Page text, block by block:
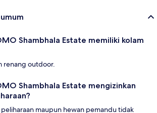
Shambhala Estate memiliki kolam
renang outdoor.
Shambhala Estate mengizinkan
maupun hewan pemandu tidak